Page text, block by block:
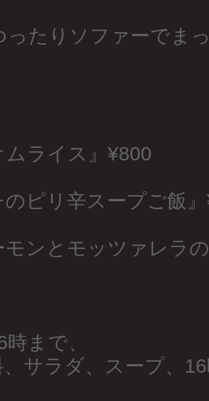
ったりソファーでま
ムライス』¥800
のピリ辛スープご飯
モンとモッツァレラ
まで、
、サラダ、スープ、